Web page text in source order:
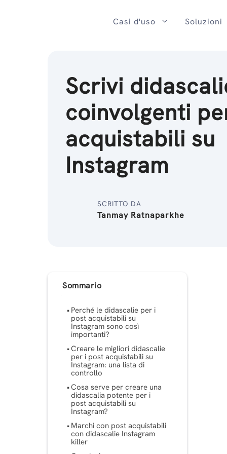
Casi d'uso Soluzioni
Scrivi
coinvolgenti
acquistabili su
Instagram
SCRITTO DA
Tanmay Ratnaparkhe
Sommario
Perché le didascalie per i
post acquistabili su
Instagram sono così
importanti?
Creare le migliori didascalie
per i post acquistabili su
Instagram: una lista di
controllo
Cosa serve per creare una
didascalia potente per i
post acquistabili su
Instagram?
Marchi con post acquistabili
con didascalie Instagram
killer